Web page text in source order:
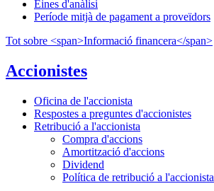
Eines d'anàlisi
Període mitjà de pagament a proveïdors
Tot sobre <span>Informació financera</span>
Accionistes
Oficina de l'accionista
Respostes a preguntes d'accionistes
Retribució a l'accionista
Compra d'accions
Amortització d'accions
Dividend
Política de retribució a l'accionista